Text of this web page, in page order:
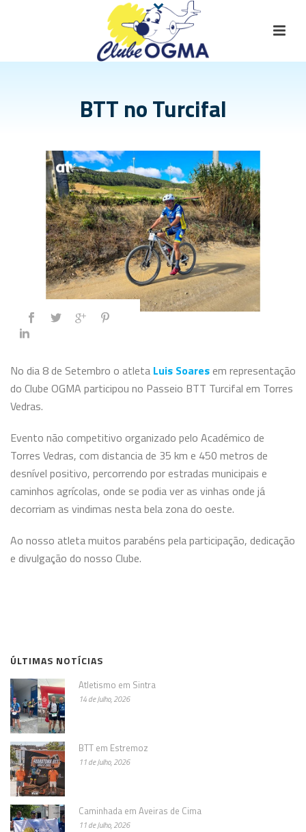
BTT no Turcifal
No dia 8 de Setembro o atleta Luis Soaresem representação
do Clube OGMA participou no Passeio BTT Turcifal em Torres
Vedras.
Evento não competitivo organizado pelo Académico de
Torres Vedras, com distancia de 35 km e 450 metros de
desnível positivo, percorrendo por estradas municipais e
caminhos agrícolas, onde se podia ver as vinhas onde já
decorriam as vindimas nesta bela zona do oeste.
Ao nosso atleta muitos parabéns pela participação, dedicação
e divulgação do nosso Clube.
ÚLTIMAS NOTÍCIAS
Atletismo em Sintra
14 de Julho, 2026
BTT em Estremoz
11 de Julho, 2026
Caminhada em Aveiras de Cima
11 de Julho, 2026